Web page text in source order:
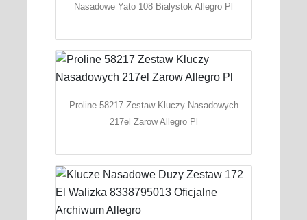
Nasadowe Yato 108 Bialystok Allegro Pl
Proline 58217 Zestaw Kluczy Nasadowych
217el Zarow Allegro Pl